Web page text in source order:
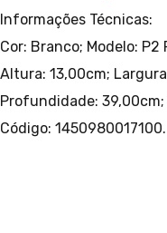
Informações Técnicas:
Cor: Branco; Modelo: P2
Altura: 13,00cm;
Profundidade: 39,00cm;
Código: 1450980017100.